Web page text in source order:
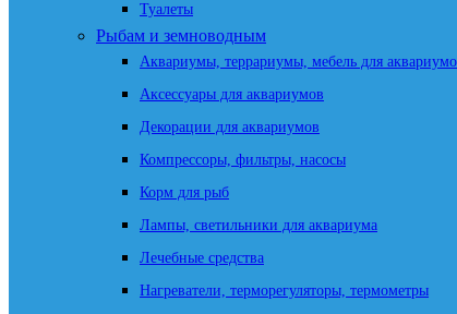
Туалеты
Рыбам и земноводным
Аквариумы, террариумы, мебель для
Аксессуары для аквариумов
Декорации для аквариумов
Компрессоры, фильтры, насосы
Корм для рыб
Лампы, светильники для аквариума
Лечебные средства
Нагреватели, терморегуляторы, термометры